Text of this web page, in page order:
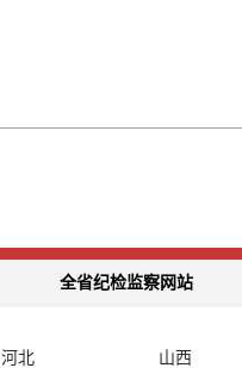
全省纪检监察网站
河北 山西